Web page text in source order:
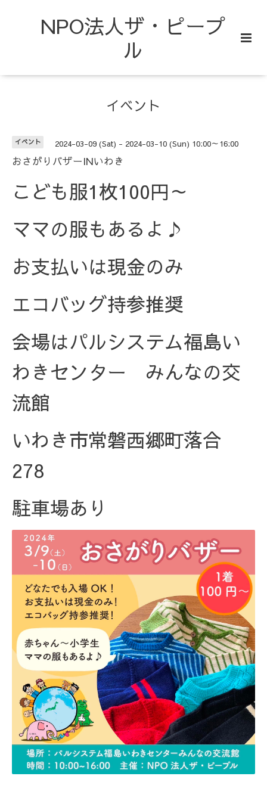
NPO法人ザ・ピープ
ル
イベント
イベント 2024-03-09 (Sat) - 2024-03-10 (Sun) 10:00～16:00
おさがりバザーINいわき
こども服1枚100円～
ママの服もあるよ♪
お支払いは現金のみ
エコバッグ持参推奨
会場はパルシステム福島い
わきセンター みんなの交
流館
いわき市常磐西郷町落合
278
駐車場あり